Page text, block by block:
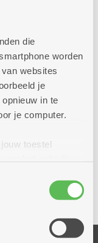
die
worden
websites
je
in te
je computer.
toestel
Sommige
die een
van onze